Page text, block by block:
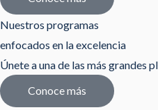
Nuestros programas
enfocados en la excelencia
Únete a una de las más grandes
Conoce más